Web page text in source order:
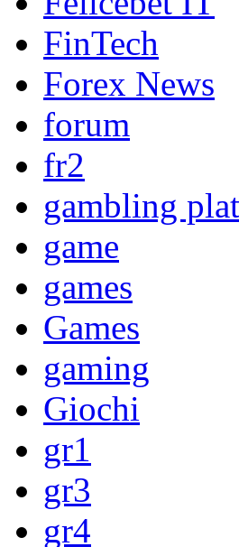
FinTech
Forex News
forum
fr2
gambling
game
games
Games
gaming
Giochi
gr1
gr3
gr4